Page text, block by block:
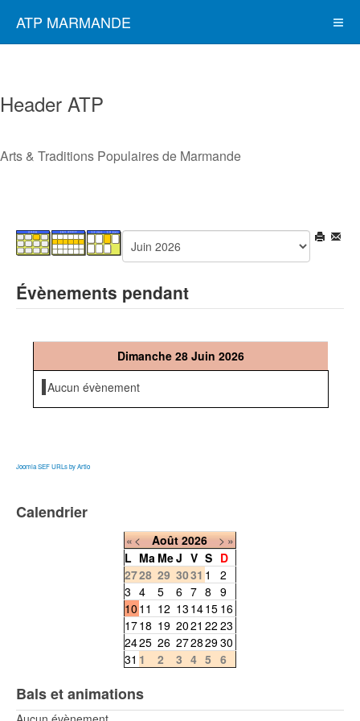
ATP MARMANDE
Header ATP
Arts & Traditions Populaires de Marmande
Évènements pendant
Dimanche 28 Juin 2026
Aucun évènement
Joomla SEF URLs by Artio
Calendrier
«< Août 2026 >»
L Ma MeJ V S D
2728 29 3031 1
2
3 4 5 6 7 8 9
10 11 12 13 1415 16
1718 19 2021 22 23
2425 26 27282930
31 1 2 3 4 5 6
Bals et animations